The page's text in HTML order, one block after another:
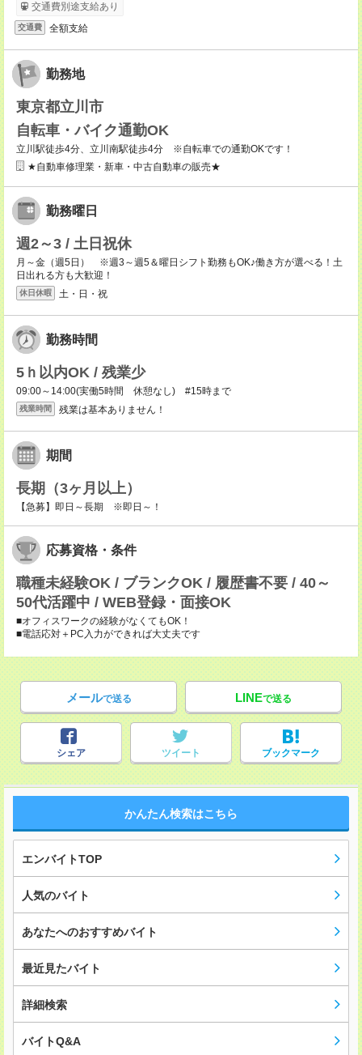
交通費別途支給あり
交通費 全額支給
勤務地
東京都立川市
自転車・バイク通勤OK
立川駅徒歩4分、立川南駅徒歩4分 ※自転車での通勤OKです！
★自動車修理業・新車・中古自動車の販売★
勤務曜日
週2～3 / 土日祝休
月～金（週5日） ※週3～週5＆曜日シフト勤務もOK♪働き方が選べる！土
日出れる方も大歓迎！
休日休暇 土・日・祝
勤務時間
5ｈ以内OK / 残業少
09:00～14:00(実働5時間 休憩なし) #15時まで
残業時間 残業は基本ありません！
期間
長期（3ヶ月以上）
【急募】即日～長期 ※即日～！
応募資格・条件
職種未経験OK / ブランクOK / 履歴書不要 / 40～
50代活躍中 / WEB登録・面接OK
■オフィスワークの経験がなくてもOK！
■電話応対＋PC入力ができれば大丈夫です
メールで送る LINEで送る
シェア ツイート ブックマーク
かんたん検索はこちら
エンバイトTOP
人気のバイト
あなたへのおすすめバイト
最近見たバイト
詳細検索
バイトQ&A